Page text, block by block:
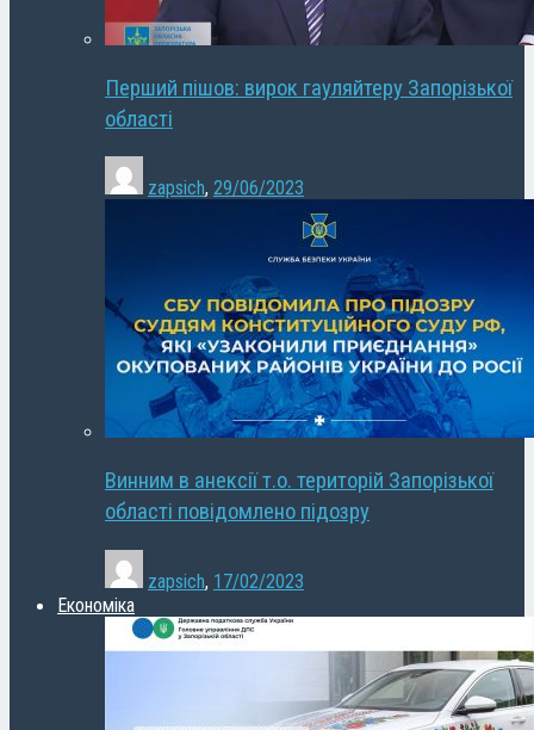
Перший пішов: вирок гауляйтеру Запорізької
області
zapsich, 29/06/2023
Винним в анексії т.о. територій Запорізької
області повідомлено підозру
zapsich, 17/02/2023
Економіка